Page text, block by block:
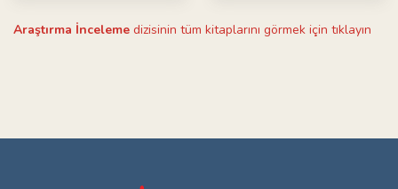
Araştırma İnceleme dizisinin tüm kitaplarını görmek için tıklayın